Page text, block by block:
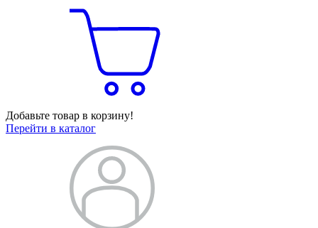
Добавьте товар в корзину!
Перейти в каталог